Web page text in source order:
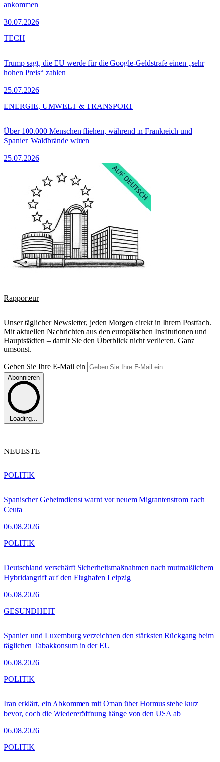
ankommen
30.07.2026
Trump sagt, die EU werde für die Google-Geldstrafe einen „sehr
hohen Preis“ zahlen
25.07.2026
TECH
Über 100.000 Menschen fliehen, während in Frankreich und
Spanien Waldbrände wüten
25.07.2026
ENERGIE, UMWELT & TRANSPORT
Rapporteur
Unser täglicher Newsletter, jeden Morgen direkt in Ihrem Postfach.
Mit aktuellen Nachrichten aus den europäischen Institutionen und
Hauptstädten – damit Sie den Überblick nicht verlieren. Ganz
umsonst.
Geben Sie Ihre E-Mail ein
Abonnieren
Loading...
NEUESTE
Spanischer Geheimdienst warnt vor neuem Migrantenstrom nach
Ceuta
06.08.2026
POLITIK
Deutschland verschärft Sicherheitsmaßnahmen nach mutmaßlichem
Hybridangriff auf den Flughafen Leipzig
06.08.2026
POLITIK
Spanien und Luxemburg verzeichnen den stärksten Rückgang beim
täglichen Tabakkonsum in der EU
06.08.2026
GESUNDHEIT
Iran erklärt, ein Abkommen mit Oman über Hormus stehe kurz
bevor, doch die Wiedereröffnung hänge von den USA ab
06.08.2026
POLITIK
POLITIK